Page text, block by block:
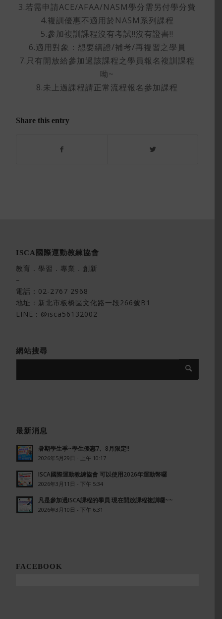
3.若需申請ACE/AFAA/NASM學分需另付學分費
4.複訓優惠不適用於NASM系列課程
5.參加複訓課程沒有考試!!沒有證書!!
6.適用對象：想要續證/補考/再複習之學員
7.只有開放給參加過該課程之學員報名複訓課程
呦~
8.未上過課程請正常流程報名參加課程
Share this entry
ISCA國際運動教練協會
教育．學習．專業．創新
–
電話： 02-2767 2968
地址： 新北市板橋區文化路一段266號B1
LINE：@isca56132002
網站搜尋
最新消息
暑期學生季~學生優惠7、8月限定!!
2026年5月29日 - 上午 10:17
ISCA國際運動教練協會 可以使用2026年運動幣囉
2026年3月11日 - 下午 5:34
凡是參加過ISCA課程的學員 現在開放課程複訓囉~~
2026年3月10日 - 下午 6:31
FACEBOOK